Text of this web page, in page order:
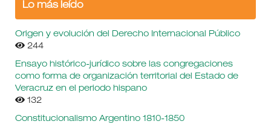
Lo más leído
Origen y evolución del Derecho Internacional Público
244
Ensayo histórico-jurídico sobre las congregaciones
como forma de organización territorial del Estado de
Veracruz en el periodo hispano
132
Constitucionalismo Argentino 1810-1850